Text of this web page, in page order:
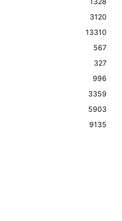
3120
13310
567
327
996
3359
5903
9135